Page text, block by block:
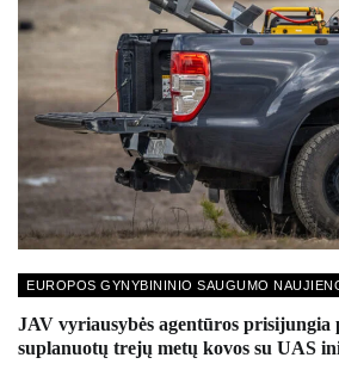
EUROPOS GYNYBININIO SAUGUMO
JAV vyriausybės agentūros prisijungia
suplanuotų trejų metų kovos su UAS